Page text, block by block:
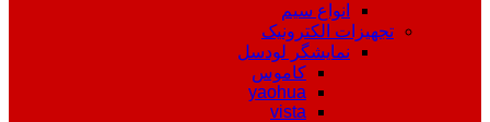
انواع سیم
تجهیزات الکترونیک
نمایشگر لودسل
کاموس
yaohua
vista